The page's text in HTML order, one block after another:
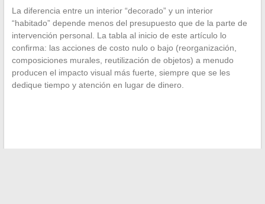
La diferencia entre un interior “decorado” y un interior
“habitado” depende menos del presupuesto que de la parte de
intervención personal. La tabla al inicio de este artículo lo
confirma: las acciones de costo nulo o bajo (reorganización,
composiciones murales, reutilización de objetos) a menudo
producen el impacto visual más fuerte, siempre que se les
dedique tiempo y atención en lugar de dinero.